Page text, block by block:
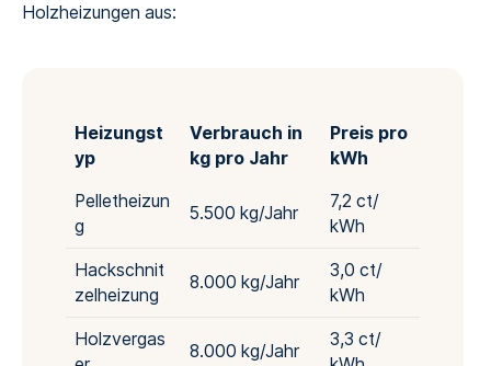
Holzheizungen aus:
Heizungst
yp
Verbrauch in
kg pro Jahr
Preis pro
kWh
Pelletheizun
g
5.500 kg/Jahr
7,2 ct/
kWh
Hackschnit
zelheizung
8.000 kg/Jahr
3,0 ct/
kWh
Holzvergas
8.000 kg/Jahr
3,3 ct/